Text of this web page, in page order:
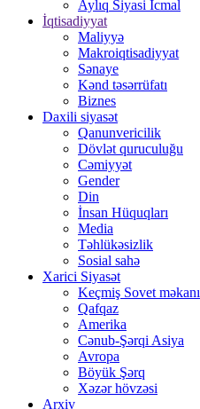
Aylıq Siyasi İcmal
İqtisadiyyat
Maliyyə
Makroiqtisadiyyat
Sənaye
Kənd təsərrüfatı
Biznes
Daxili siyasət
Qanunvericilik
Dövlət quruculuğu
Cəmiyyət
Gender
Din
İnsan Hüquqları
Media
Təhlükəsizlik
Sosial sahə
Xarici Siyasət
Keçmiş Sovet məkanı
Qafqaz
Amerika
Cənub-Şərqi Asiya
Avropa
Böyük Şərq
Xəzər hövzəsi
Arxiv